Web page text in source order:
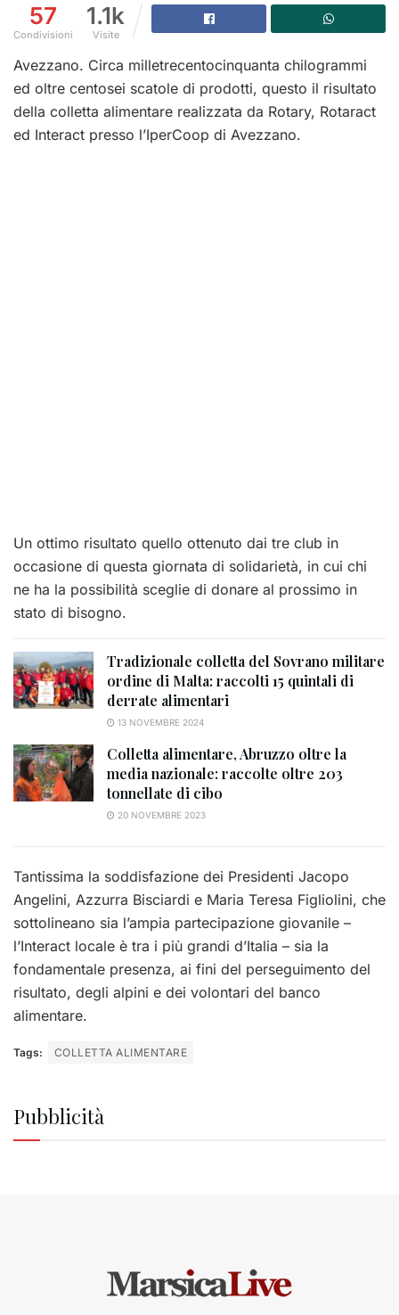
57
Condivisioni
1.1k
Visite
Avezzano. Circa milletrecentocinquanta chilogrammi
ed oltre centosei scatole di prodotti, questo il risultato
della colletta alimentare realizzata da Rotary, Rotaract
ed Interact presso l’IperCoop di Avezzano.
Un ottimo risultato quello ottenuto dai tre club in
occasione di questa giornata di solidarietà, in cui chi
ne ha la possibilità sceglie di donare al prossimo in
stato di bisogno.
Tradizionale colletta del Sovrano militare
ordine di Malta: raccolti 15 quintali di
derrate alimentari
13 NOVEMBRE 2024
Colletta alimentare, Abruzzo oltre la
media nazionale: raccolte oltre 203
tonnellate di cibo
20 NOVEMBRE 2023
Tantissima la soddisfazione dei Presidenti Jacopo
Angelini, Azzurra Bisciardi e Maria Teresa Figliolini, che
sottolineano sia l’ampia partecipazione giovanile –
l’Interact locale è tra i più grandi d’Italia – sia la
fondamentale presenza, ai fini del perseguimento del
risultato, degli alpini e dei volontari del banco
alimentare.
Tags: COLLETTA ALIMENTARE
Pubblicità